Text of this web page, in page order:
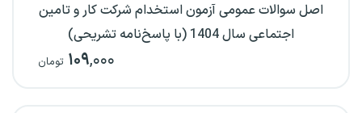
اصل سوالات عمومی آزمون استخدام شرکت کار و تامین
اجتماعی سال 1404 (با پاسخ‌نامه تشریحی)
۱۰۹,۰۰۰ تومان